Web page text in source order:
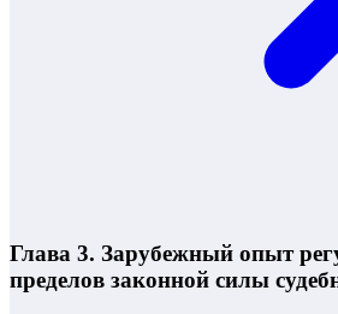
Глава 3. Зарубежный опыт
пределов законной силы